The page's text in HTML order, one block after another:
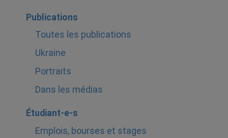
Publications
Toutes les publications
Ukraine
Portraits
Dans les médias
Étudiant-e-s
Emplois, bourses et stages